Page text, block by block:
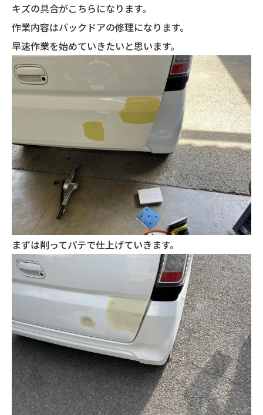
キズの具合がこちらになります。
作業内容はバックドアの修理になります。
早速作業を始めていきたいと思います。
まずは削ってパテで仕上げていきます。